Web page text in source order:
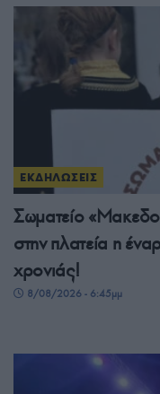
ΕΚΔΗΛΩΣΕΙΣ
Σωματείο
στην πλατεία η
χρονιάς!
8/08/2026 - 6:45μμ